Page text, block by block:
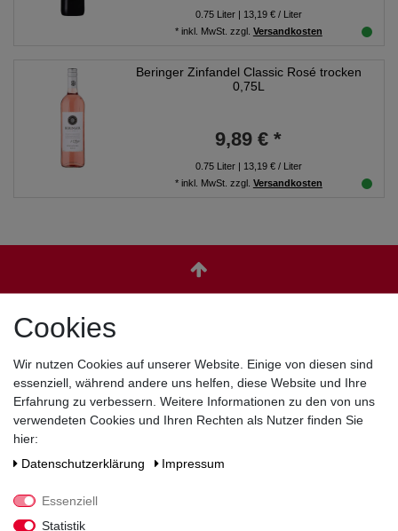
0.75Liter| 13,19 € / Liter
* inkl. MwSt. zzgl. Versandkosten
Beringer Zinfandel Classic Rosé trocken
0,75L
9,89 € *
0.75Liter| 13,19 € / Liter
* inkl. MwSt. zzgl. Versandkosten
Zahlen Sie bequem per
Cookies
Wir nutzen Cookies auf unserer Website. Einige von diesen sind
essenziell, während andere uns helfen, diese Website und Ihre
Erfahrung zu verbessern. Weitere Informationen zu den von uns
verwendeten Cookies und Ihren Rechten als Nutzer finden Sie
hier:
Daten­schutz­erklärung
Impressum
Essenziell
Statistik